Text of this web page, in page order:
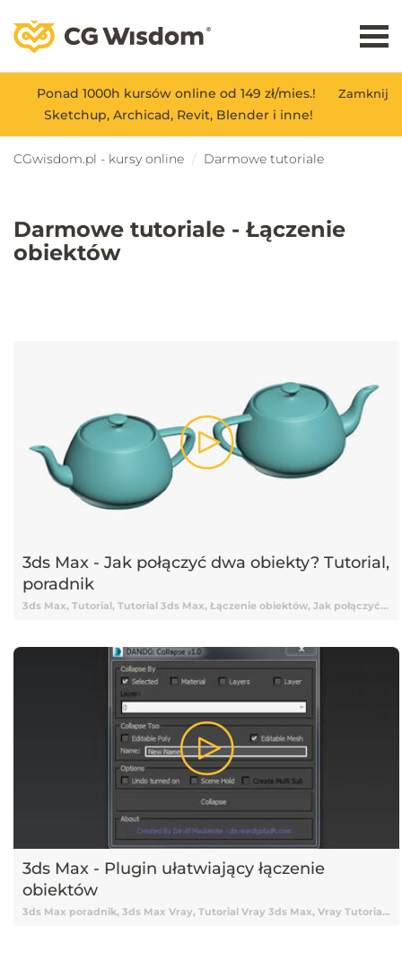
Zamknij
Ponad 1000h kursów online od 149 zł/mies.!
Sketchup, Archicad, Revit, Blender i inne!
CGwisdom.pl - kursy online Darmowe tutoriale
Darmowe tutoriale - Łączenie
obiektów
3ds Max - Jak połączyć dwa obiekty? Tutorial,
poradnik
3ds Max, Tutorial, Tutorial 3ds Max, Łączenie obiektów, Jak połączyć obiekty, 3ds Max Tutoria
3ds Max - Plugin ułatwiający łączenie
obiektów
3ds Max poradnik, 3ds Max Vray, Tutorial Vray 3ds Max, Vray Tutorial, Vray, Vray 3ds Max tutorial, Vray Tutorial 3ds Max, Tutorial 3ds Max, 3ds Max Tutorial, Tutorial 3ds Max Vray, Tutorial online 3ds Max, Tutorial 3ds Max online, Nauka 3ds Max, 3ds Max Nauka, 3ds Max od podstaw, Podstawy 3ds Max, 3ds Max podstawy, Vray, V-ray, Tutorial V-ray, Tutorial Vray online, Darmowy kurs 3ds Max, 3ds Max tutorial Vray, Tutorial, Tutoriale, Darmowy tutorial, Tutorial 3ds Max po polsku, Tutorial 3ds Max pl, 3ds Max tutorial polski, 3ds Max tutorial po polsku, 3ds Max tutorial pl, Tutorial 3ds Max polski, Poradnik, Skrypty, Skrypty 3ds Max, Pluginy 3ds Max, Plugin 3ds Max, 3ds Max Plugin, Wtyczka 3ds Max, Łączenie modeli, Collapse Geometry, Łączenie obiektów, Łączenie obiektów 3ds Max